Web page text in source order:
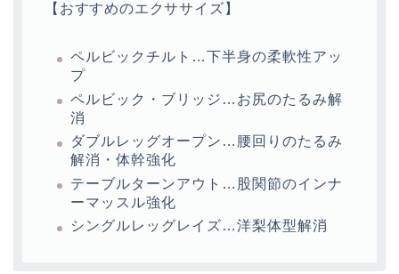
【おすすめのエクササイズ】
ペルビックチルト…下半身の柔軟性アッ
プ
ペルビック・ブリッジ…お尻のたるみ解
消
ダブルレッグオープン…腰回りのたるみ
解消・体幹強化
テーブルターンアウト…股関節のインナ
ーマッスル強化
シングルレッグレイズ…洋梨体型解消